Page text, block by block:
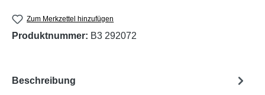
Zum Merkzettel hinzufügen
Produktnummer: B3 292072
Beschreibung